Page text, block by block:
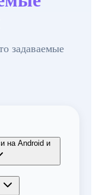
задаваемые
на Android и